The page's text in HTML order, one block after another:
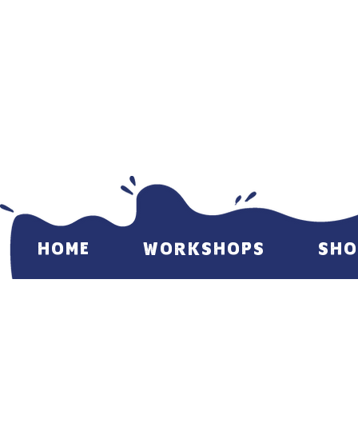
HOME WORKSHOPS